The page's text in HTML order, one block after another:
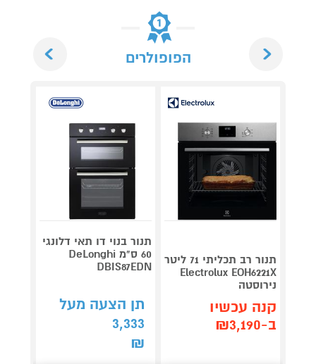
הפופולרים
תנור רב תכליתי 71 ליטר
Electrolux EOH6221X
נירוסטה
קנה עכשיו
ב-₪3,190
תנור בנוי דו תאי דלונגי
60 ס"מ DeLonghi
DBIS87EDN
תן הצעה מעל
3,333
₪